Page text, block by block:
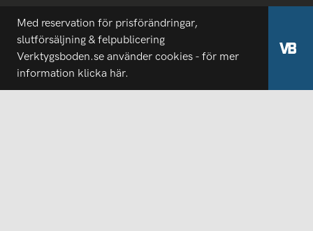
Med reservation för prisförändringar,
slutförsäljning & felpublicering
Verktygsboden.se använder cookies - för mer
information klicka här.